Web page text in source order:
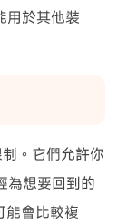
用於其他裝
。它們允許你
為想要回到的
會比較複